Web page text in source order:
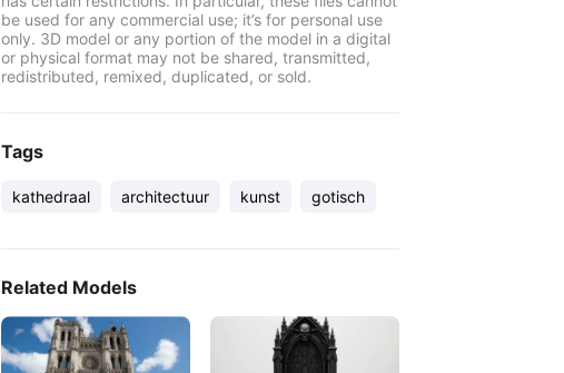
be used for any commercial use; it’s for personal use
only. 3D model or any portion of the model in a digital
or physical format may not be shared, transmitted,
redistributed, remixed, duplicated, or sold.
Tags
kathedraal architectuur kunst gotisch
Related Models